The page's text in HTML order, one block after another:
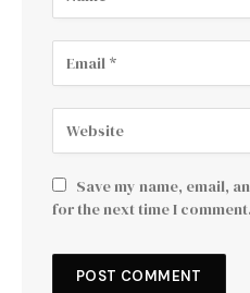
Save my name, email,
for the next time I comment.